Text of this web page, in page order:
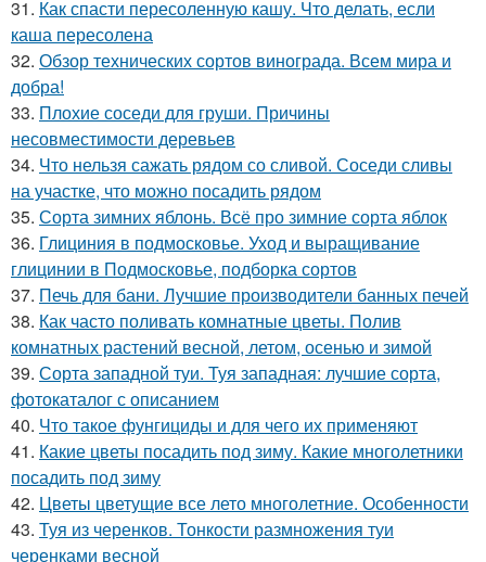
31. Как спасти пересоленную кашу. Что делать, если
каша пересолена
32. Обзор технических сортов винограда. Всем мира и
добра!
33. Плохие соседи для груши. Причины
несовместимости деревьев
34. Что нельзя сажать рядом со сливой. Соседи сливы
на участке, что можно посадить рядом
35. Сорта зимних яблонь. Всё про зимние сорта яблок
36. Глициния в подмосковье. Уход и выращивание
глицинии в Подмосковье, подборка сортов
37. Печь для бани. Лучшие производители банных печей
38. Как часто поливать комнатные цветы. Полив
комнатных растений весной, летом, осенью и зимой
39. Сорта западной туи. Туя западная: лучшие сорта,
фотокаталог с описанием
40. Что такое фунгициды и для чего их применяют
41. Какие цветы посадить под зиму. Какие многолетники
посадить под зиму
42. Цветы цветущие все лето многолетние. Особенности
43. Туя из черенков. Тонкости размножения туи
черенками весной